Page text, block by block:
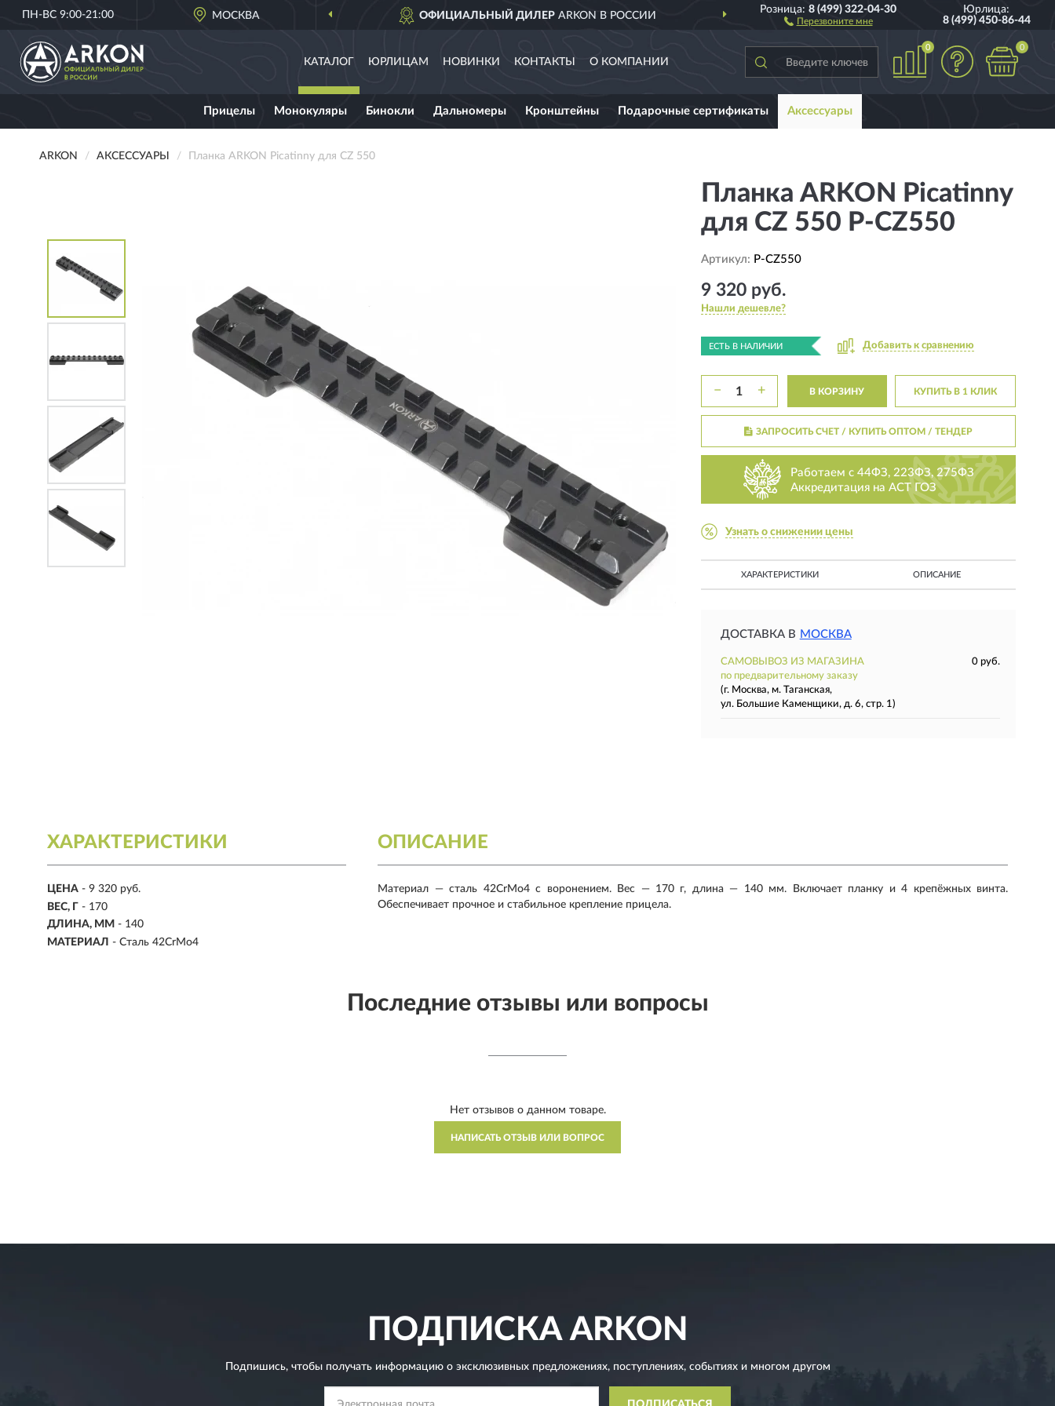
ПН-ВС 9:00-21:00 МОСКВА ОФИЦИАЛЬНЫЙ ДИЛЕРARKON В РОССИИ ДОСТАВИМ ПО ВСЕЙ РОССИИ
Розница:8 (499) 322-04-30
Перезвоните мне
Юрлица:
8 (499) 450-86-44
КАТАЛОГ ЮРЛИЦАМ НОВИНКИ КОНТАКТЫ О КОМПАНИИ
0 0
Прицелы Монокуляры Бинокли Дальномеры Кронштейны Подарочные сертификаты Аксессуары
ARKON АКСЕССУАРЫ Планка ARKON Picatinny для CZ 550
Планка ARKON Picatinny
для CZ 550 P-CZ550
Артикул: P-CZ550
9 320 руб.
Нашли дешевле?
ЕСТЬ В НАЛИЧИИ Добавить к сравнению
− + В КОРЗИНУ КУПИТЬ В 1 КЛИК
ЗАПРОСИТЬ СЧЕТ / КУПИТЬ ОПТОМ/ ТЕНДЕР
Работаем с 44ФЗ, 223ФЗ, 275ФЗ
Аккредитация на АСТ ГОЗ
Узнать о снижении цены
ХАРАКТЕРИСТИКИ ОПИСАНИЕ
ДОСТАВКА В МОСКВА
САМОВЫВОЗ ИЗ МАГАЗИНА
0 руб.
по предварительному заказу
(г. Москва, м. Таганская,
ул. Большие Каменщики, д. 6, стр. 1)
ХАРАКТЕРИСТИКИ
ЦЕНА - 9 320 руб.
ВЕС, Г - 170
ДЛИНА, ММ - 140
МАТЕРИАЛ - Сталь 42CrMo4
ОПИСАНИЕ
Материал — сталь 42CrMo4 с воронением. Вес — 170 г, длина — 140 мм. Включает планку и 4 крепёжных винта.
Обеспечивает прочное и стабильное крепление прицела.
Последние отзывы или вопросы
Нет отзывов о данном товаре.
НАПИСАТЬ ОТЗЫВ ИЛИ ВОПРОС
ПОДПИСКАARKON
Подпишись, чтобы получать информацию о эксклюзивных предложениях,поступлениях, событиях и многом другом